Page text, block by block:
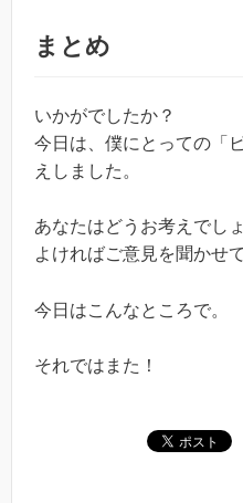
まとめ
いかがでしたか？
今日は、僕にとっての「
えしました。
あなたはどうお考えでし
よければご意見を聞かせ
今日はこんなところで。
それではまた！